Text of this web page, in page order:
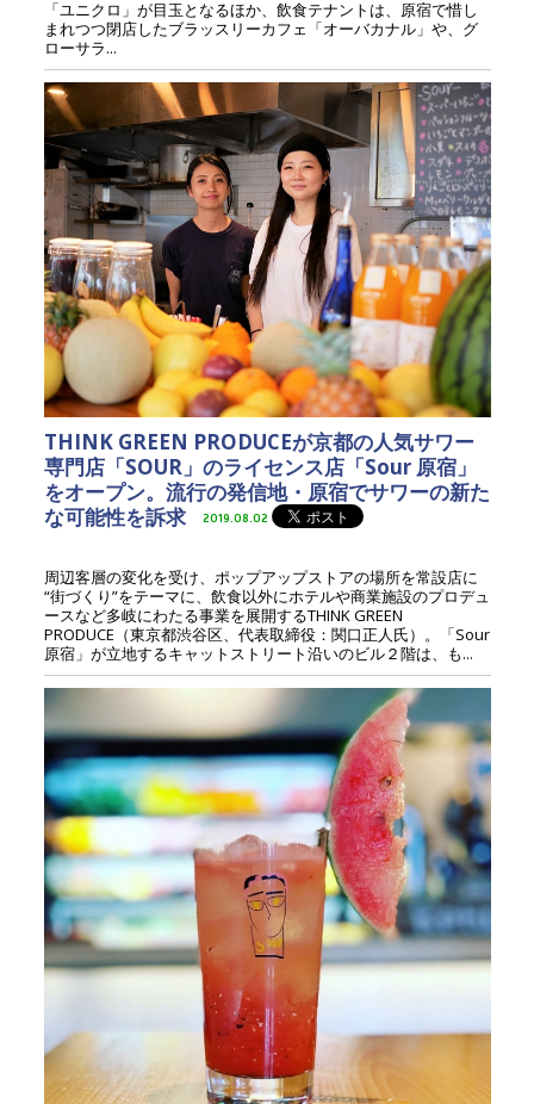
「ユニクロ」が目玉となるほか、飲食テナントは、原宿で惜し
まれつつ閉店したブラッスリーカフェ「オーバカナル」や、グ
ローサラ...
THINK GREEN PRODUCEが京都の人気サワー
専門店「SOUR」のライセンス店「Sour 原宿」
をオープン。流行の発信地・原宿でサワーの新た
な可能性を訴求
2019.08.02
周辺客層の変化を受け、ポップアップストアの場所を常設店に
“街づくり”をテーマに、飲食以外にホテルや商業施設のプロデュ
ースなど多岐にわたる事業を展開するTHINK GREEN
PRODUCE（東京都渋谷区、代表取締役：関口正人氏）。「Sour
原宿」が立地するキャットストリート沿いのビル２階は、も...